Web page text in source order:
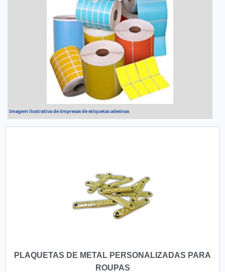
Imagem ilustrativa de Empresas de etiquetas adesivas
PLAQUETAS DE METAL PERSONALIZADAS PARA
ROUPAS